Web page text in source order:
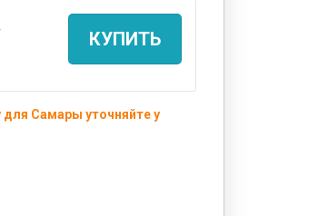
КУПИТЬ
Самары уточняйте у